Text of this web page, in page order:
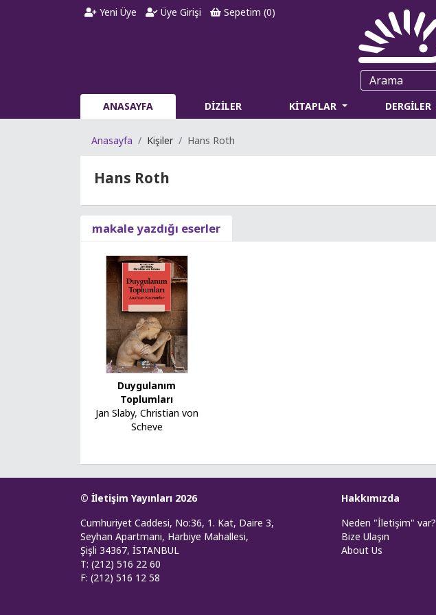
Yeni Üye Üye Girişi Sepetim (0)
ANASAYFA DİZİLER KİTAPLAR DERGİLER
Anasayfa Kişiler Hans Roth
Hans Roth
makale yazdığı eserler
Duygulanım
Toplumları
Jan Slaby, Christian von
Scheve
© İletişim Yayınları 2026
Cumhuriyet Caddesi, No:36, 1. Kat, Daire 3,
Seyhan Apartmanı, Harbiye Mahallesi,
Şişli 34367, İSTANBUL
T: (212) 516 22 60
F: (212) 516 12 58
Hakkımızda
Neden "İletişim" var?
Bize Ulaşın
About Us